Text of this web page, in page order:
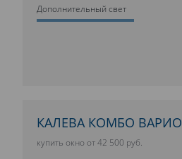
Дополнительный свет
КАЛЕВА КОМБО ВАРИО
купить окно от 42 500 руб.